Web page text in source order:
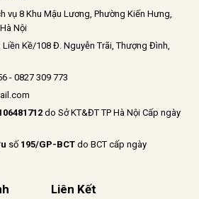
vụ 8 Khu Mậu Lương, Phường Kiến Hưng,
Nội
Liền Kề/108 Đ. Nguyễn Trãi, Thượng Đình,
- 0827 309 773
do Sở KT&ĐT TP Hà Nội Cấp ngày
số 195/GP-BCT do BCT cấp ngày
Liên Kết